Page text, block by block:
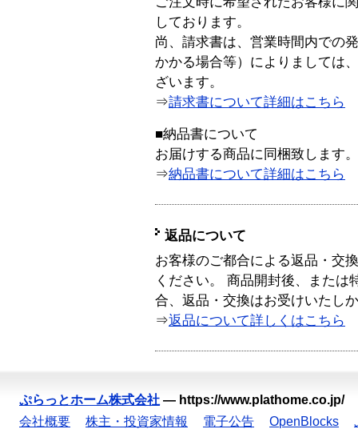
しております。
尚、請求書は、営業時間内での
かかる場合等）によりましては
ざいます。
⇒請求書について詳細はこちら
■納品書について
お届けする商品に同梱致します。
⇒納品書について詳細はこちら
返品について
お客様のご都合による返品・交
ください。 商品開封後、または
合、返品・交換はお受けいたし
⇒返品について詳しくはこちら
ぷらっとホーム株式会社 — https://www.plathome.co.jp/
会社概要
株主・投資家情報 電子公告 OpenBlocks